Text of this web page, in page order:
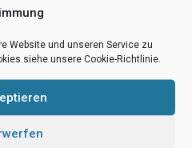
Website und unseren Service zu
siehe unsere Cookie-Richtlinie.